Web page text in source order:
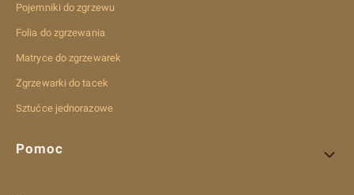
Pojemniki do zgrzewu
Folia do zgrzewania
Matryce do zgrzewarek
Zgrzewarki do tacek
Sztućce jednorazowe
Pomoc